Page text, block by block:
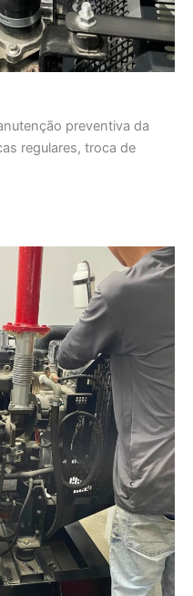
preventiva da
regulares, troca de